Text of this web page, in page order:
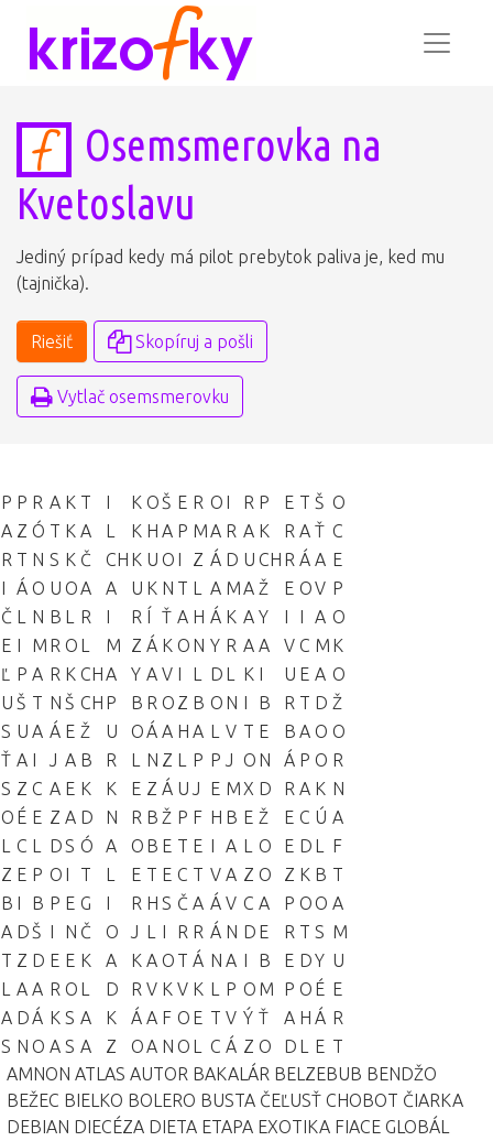
Osemsmerovka na
Kvetoslavu
Jediný prípad kedy má pilot prebytok paliva je, ked mu
(tajnička).
Riešiť Skopíruj a pošli
Vytlač osemsmerovku
P P R A K T I K O Š E R O I R P E T Š O
A Z Ó T K A L K H A P M A R A K R A Ť C
R T N S K Č CH K U O I Z Á D U CH R Á A E
I
Á O U O A A U K N T L A M A Ž E OV P
Č L N B L R I R Í Ť A H Á K A Y I I A O
E I M R O L M Z Á K O N Y R A A V C M K
Ľ P A R K CH A Y A V I L D L K I U E A O
U Š T N Š CH P B R O Z B O N I B R T D Ž
S U A Á E Ž U O Á A H A L V T E B A O O
Ť A I J A B R L N Z L P P J O N Á P O R
S Z C A E K K E Z Á U J E MX D R A K N
O É E Z A D N R B Ž P F H B E Ž E C Ú A
L
C L D S Ó A O B E T E I A L O E D L
F
Z E P O I T L E T E C T V A Z O Z K B T
B I B P E G I R H S Č A Á V C A P O O A
A D Š I N Č O J L I R R Á N D E R T S M
T Z D E E K A K A O T Á N A I B E DY U
L
A A R O L D R V K V K L P O M P O É E
A D Á K S A K Á A F O E T V Ý Ť A H Á R
S N O A S A Z O A N O L C Á Z O D L E T
AMNON ATLAS AUTOR BAKALÁR BELZEBUB BENDŽO
BEŽEC BIELKO BOLERO BUSTA ČEĽUSŤ CHOBOT ČIARKA
DEBIAN DIECÉZA DIETA ETAPA EXOTIKA FIACE GLOBÁL